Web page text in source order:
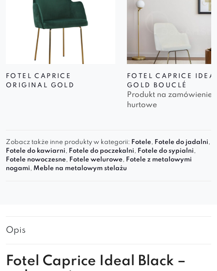
FOTEL CAPRICE
ORIGINAL GOLD
FOTEL CAPRICE
GOLD BOUCLÉ
Produkt na zamówienie
hurtowe
Zobacz także inne produkty w kategorii: Fotele, Fotele do jadalni,
Fotele do kawiarni, Fotele do poczekalni, Fotele do sypialni,
Fotele nowoczesne, Fotele welurowe, Fotele z metalowymi
nogami, Meble na metalowym stelażu
Opis
Fotel Caprice Ideal Black –